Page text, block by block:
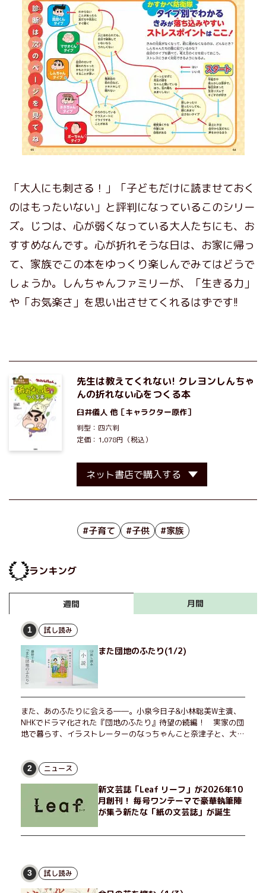
「大人にも刺さる！」「子どもだけに読ませておく
のはもったいない」と評判になっているこのシリー
ズ。じつは、心が弱くなっている大人たちにも、お
すすめなんです。心が折れそうな日は、お家に帰っ
て、家族でこの本をゆっくり楽しんでみてはどうで
しょうか。しんちゃんファミリーが、「生きる力」
や「お気楽さ」を思い出させてくれるはずです!!
先生は教えてくれない! クレヨンしんちゃ
んの折れない心をつくる本
臼井儀人 他［キャラクター原作］
判型：四六判
定価：1,078円（税込）
ネット書店で購入する
#子育て #子供 #家族
ランキング
週間 月間
1 試し読み
また団地のふたり(1/2)
また、あのふたりに会える――。小泉今日子&小林聡美W主演、
NHKでドラマ化された『団地のふたり』待望の続編！ 実家の団
地で暮らす、イラストレーターのなっちゃんこと奈津子と、大学
げたり、部屋でふたりだけの「台湾映画祭」を催したり。50代
独身、幼なじみの変わらぬ友情とささやかな幸せの日々を描く。
2 ニュース
新文芸誌「Leaf リーフ」が2026年10
月創刊！ 毎号ワンテーマで豪華執筆陣
が集う新たな「紙の文芸誌」が誕生
3 試し読み